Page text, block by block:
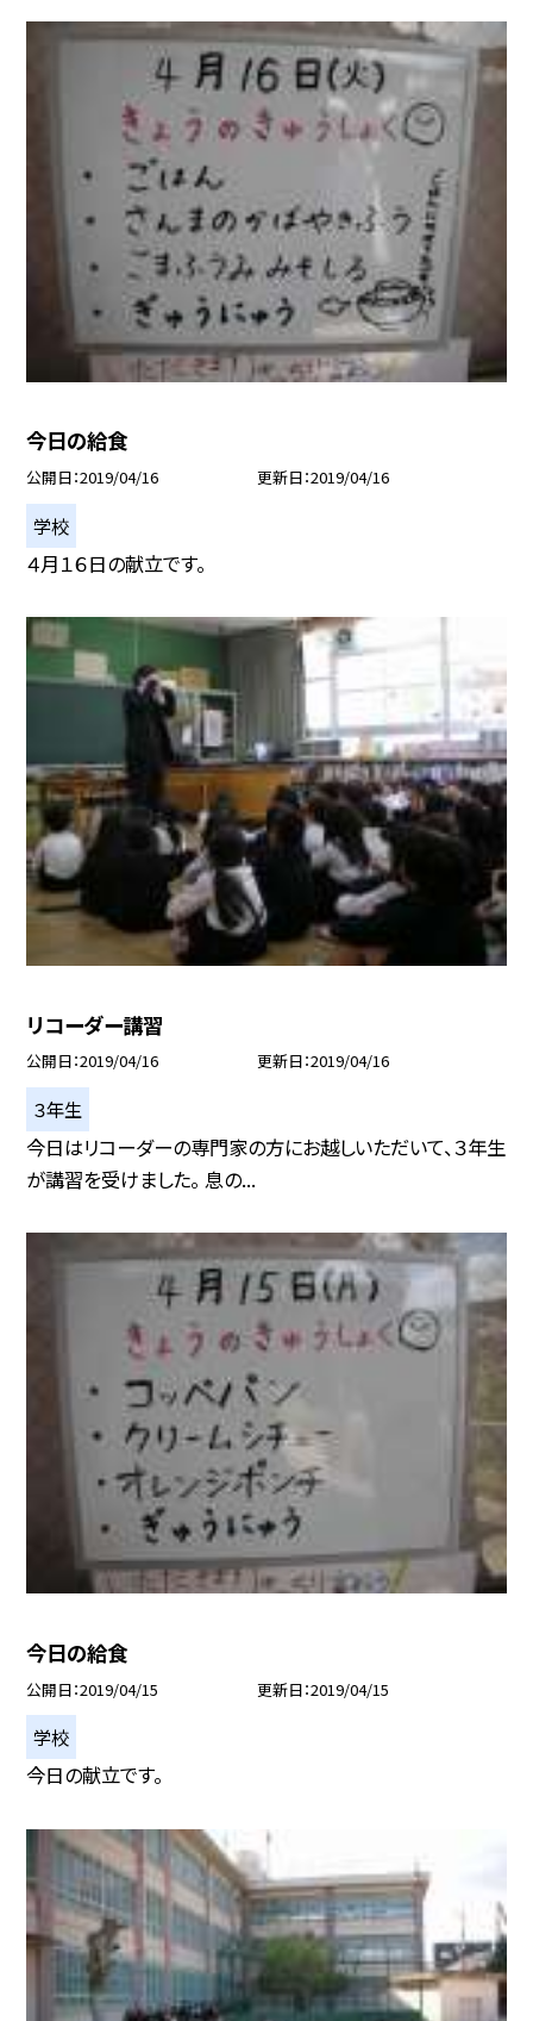
今日の給食
公開日 2019/04/16 更新日 2019/04/16
学校
４月１６日の献立です。
リコーダー講習
公開日 2019/04/16 更新日 2019/04/16
３年生
今日はリコーダーの専門家の方にお越しいただいて、３年生
が講習を受けました。 息の...
今日の給食
公開日 2019/04/15 更新日 2019/04/15
学校
今日の献立です。